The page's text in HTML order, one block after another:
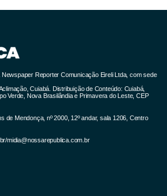
em Lisboa desde 2019.
Reporter Comunicação Eireli Ltda, com sede
Cuiabá. Distribuição de Conteúdo: Cuiabá,
Verde, Nova Brasilândia e Primavera do Leste, CEP
de Mendonça, nº 2000, 12º andar, sala 1206, Centro
/midia@nossarepublica.com.br